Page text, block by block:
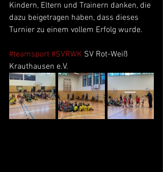
Kindern, Eltern und Trainern danken, die
dazu beigetragen haben, dass dieses
Turnier zu einem vollem Erfolg wurde.
#teamsport #SVRWK SV Rot-Weiß
Krauthausen e.V.